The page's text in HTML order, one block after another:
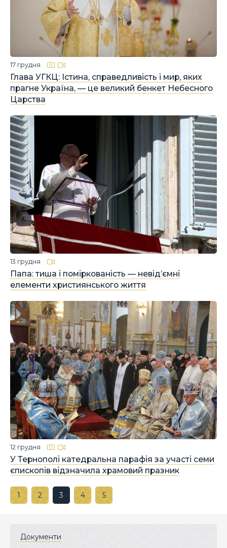
Глава УГКЦ: Істина, справедливість і мир, яких
прагне Україна, — це великий бенкет Небесного
Царства
17 грудня
Папа: тиша і поміркованість — невід’ємні
елементи християнського життя
13 грудня
У Тернополі катедральна парафія за участі семи
єпископів відзначила храмовий празник
12 грудня
1 2 3 4 5
Документи